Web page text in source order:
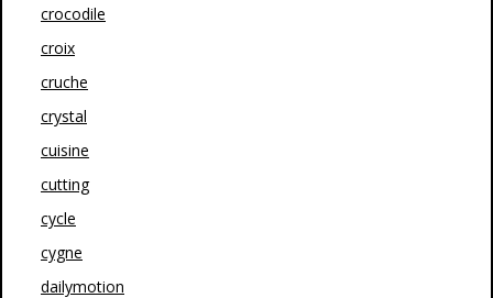
crocodile
croix
cruche
crystal
cuisine
cutting
cycle
cygne
dailymotion